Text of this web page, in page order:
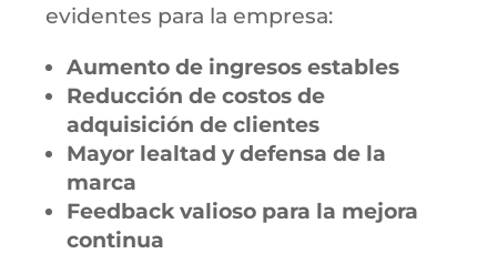
evidentes para la empresa:
Aumento de ingresos estables
Reducción de costos de
adquisición de clientes
Mayor lealtad y defensa de la
marca
Feedback valioso para la mejora
continua